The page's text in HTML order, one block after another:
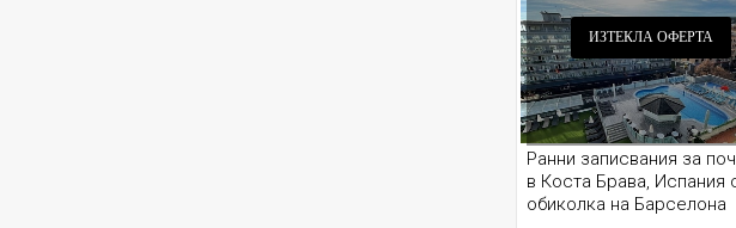
ИЗТЕКЛА ОФЕРТА
Ранни записвания за
в Коста Брава, Испания
обиколка на Барселона